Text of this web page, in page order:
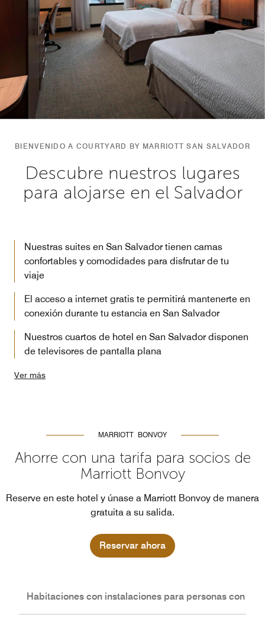
BIENVENIDO A COURTYARD BY MARRIOTT SAN SALVADOR
Descubre nuestros lugares
para alojarse en el Salvador
Nuestras suites en San Salvador tienen camas
confortables y comodidades para disfrutar de tu
viaje
El acceso a internet gratis te permitirá mantenerte en
conexión durante tu estancia en San Salvador
Nuestros cuartos de hotel en San Salvador disponen
de televisores de pantalla plana
Ver más
MARRIOTT BONVOY
Ahorre con una tarifa para socios de
Marriott Bonvoy
Reserve en este hotel y únase a Marriott Bonvoy de manera
gratuita a su salida.
Reservar ahora
Habitaciones con instalaciones para personas con